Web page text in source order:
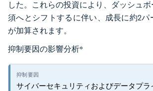
した。これらの投資により、ダッシュ
須へとシフトするに伴い、成長に約2パ
が加算されます。
抑制要因の影響分析*
サイバーセキュリティおよびデータプラ